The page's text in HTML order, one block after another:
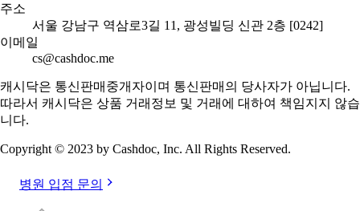
주소
서울 강남구 역삼로3길 11, 광성빌딩 신관 2층 [0242]
이메일
cs@cashdoc.me
캐시닥은 통신판매중개자이며 통신판매의 당사자가 아닙니다.
따라서 캐시닥은 상품 거래정보 및 거래에 대하여 책임지지 않습
니다.
Copyright © 2023 by Cashdoc, Inc. All Rights Reserved.
병원 입점 문의